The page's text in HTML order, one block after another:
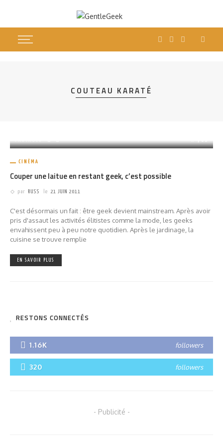
COUTEAU KARATÉ
CINÉMA
Couper une laitue en restant geek, c’est possible
par RUSS le 21 JUIN 2011
C'est désormais un fait : être geek devient mainstream. Après avoir
pris d'assaut les activités élitistes comme la mode, les geeks
envahissent peu à peu notre quotidien. Après le jardinage, la
cuisine se trouve remplie
EN SAVOIR PLUS
RESTONS CONNECTÉS
1.16K followers
320 followers
- Publicité -